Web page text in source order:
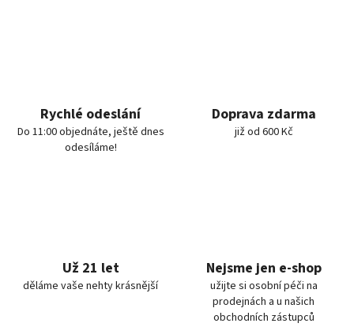
Rychlé odeslání
Do 11:00 objednáte, ještě dnes
odesíláme!
Doprava zdarma
již od 600 Kč
Už 21 let
děláme vaše nehty krásnější
Nejsme jen e-shop
užijte si osobní péči na
prodejnách a u našich
obchodních zástupců